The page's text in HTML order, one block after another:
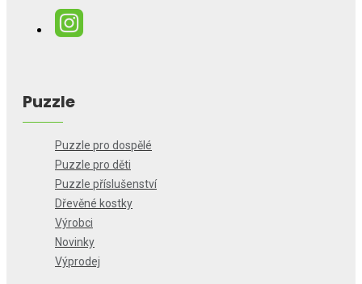
Puzzle
Puzzle pro dospělé
Puzzle pro děti
Puzzle příslušenství
Dřevěné kostky
Výrobci
Novinky
Výprodej